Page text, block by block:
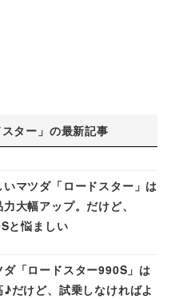
スター」の最新記事
いマツダ「ロードスター」は
大幅アップ。だけど、
と悩ましい
ダ「ロードスター990S」は
♪だけど、試乗しなければよ